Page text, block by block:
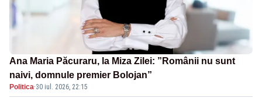
Ana Maria Păcuraru, la Miza Zilei: ”Românii nu sunt
naivi, domnule premier Bolojan”
Politica·30 iul. 2026, 22:15